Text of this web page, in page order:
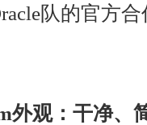
队的官方
外观：干净、